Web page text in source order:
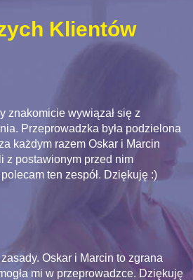
Klientów
znakomicie wywiązał się z
Przeprowadzka była podzielona
każdym razem Oskar i Marcin
z postawionym przed nim
ten zespół. Dziękuję :)
Oskar i Marcin to zgrana
mi w przeprowadzce. Dziękuję